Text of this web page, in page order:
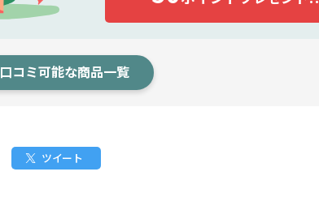
口コミ可能な商品一覧
ツイート